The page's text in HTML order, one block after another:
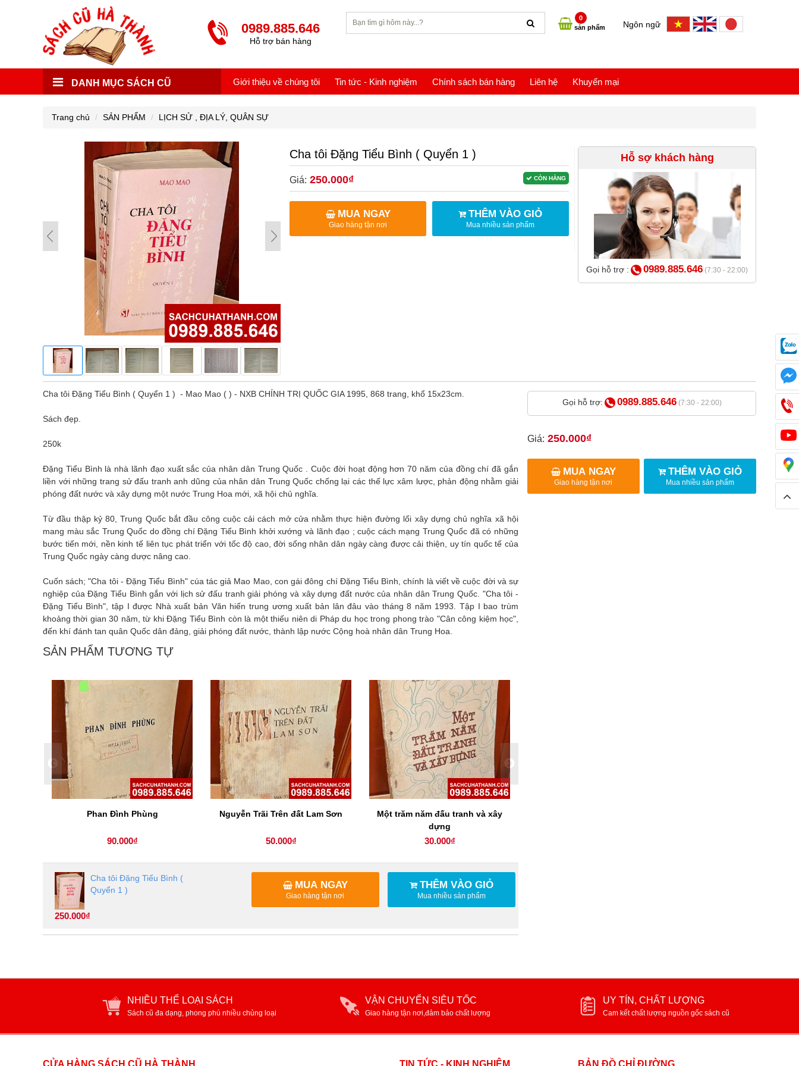
0989.885.646
Hỗ trợ bán hàng
0
sản phẩm
Ngôn ngữ
DANH MỤC SÁCH CŨ Giới thiệu về chúng tôi Tin tức - Kinh nghiệm Chính sách bán hàng Liên hệ Khuyến mại
Trang chủ SẢN PHẨM LỊCH SỬ , ĐỊA LÝ, QUÂN SỰ
Cha tôi Đặng Tiểu Bình ( Quyển 1 )
CÒN HÀNG
Giá: 250.000₫
MUA NGAY
Giao hàng tận nơi
THÊM VÀO GIỎ
Mua nhiều sản phẩm
Hỗ sợ khách hàng
Gọi hỗ trợ : 0989.885.646 (7:30 - 22:00)
Cha tôi Đặng Tiểu Bình ( Quyển 1 ) - Mao Mao ( ) - NXB CHÍNH TRỊ QUỐC GIA 1995, 868 trang, khổ 15x23cm.
Sách đẹp.
250k
Đặng Tiểu Bình là nhà lãnh đạo xuất sắc của nhân dân Trung Quốc . Cuộc đời hoạt động hơn 70 năm của đồng chí đã gắn
liền với những trang sử đấu tranh anh dũng của nhân dân Trung Quốc chống lại các thế lực xâm lược, phản động nhằm giải
phóng đất nước và xây dựng một nước Trung Hoa mới, xã hội chủ nghĩa.
Từ đầu thập kỷ 80, Trung Quốc bắt đầu công cuộc cải cách mở cửa nhằm thực hiện đường lối xây dựng chủ nghĩa xã hội
mang màu sắc Trung Quốc do đồng chí Đặng Tiểu Bình khởi xướng và lãnh đạo ; cuộc cách mạng Trung Quốc đã có những
bước tiến mới, nền kinh tế liên tục phát triển với tốc độ cao, đời sống nhân dân ngày càng được cải thiện, uy tín quốc tế của
Trung Quốc ngày càng dược nâng cao.
Cuốn sách; "Cha tôi - Đặng Tiểu Bình" cúa tác giả Mao Mao, con gái đông chí Đặng Tiểu Bình, chính là viết về cuộc đời và sự
nghiệp của Đặng Tiểu Bình gắn với lịch sử đấu tranh giải phóng và xây dựng đất nước của nhân dân Trung Quốc. "Cha tôi -
Đặng Tiểu Bình", tập I được Nhà xuất bản Văn hiến trung ương xuất bản lân đâu vào tháng 8 năm 1993. Tập I bao trùm
khoảng thời gian 30 năm, từ khi Đặng Tiểu Bình còn là một thiếu niên di Pháp du học trong phong trào "Cân công kiệm học",
đến khí đánh tan quân Quốc dân đảng, giải phóng đất nước, thành lập nước Cộng hoà nhân dân Trung Hoa.
SẢN PHẨM TƯƠNG TỰ
Phan Đình Phùng
90.000₫
Nguyễn Trãi Trên đất Lam Sơn
50.000₫
Một trăm năm đấu tranh và xây
dựng
30.000₫
Cha tôi Đặng Tiểu Bình (
Quyển 1 )
250.000₫
THÊM VÀO GIỎ
Mua nhiều sản phẩm
MUA NGAY
Giao hàng tận nơi
Gọi hỗ trợ: 0989.885.646 (7:30 - 22:00)
Giá: 250.000₫
MUA NGAY
Giao hàng tận nơi
THÊM VÀO GIỎ
Mua nhiều sản phẩm
NHIỀU THỂ LOẠI SÁCH
Sách cũ đa dạng, phong phú nhiều chủng loại
VẬN CHUYỂN SIÊU TỐC
Giao hàng tận nơi,đảm bảo chất lượng
UY TÍN, CHẤT LƯỢNG
Cam kết chất lượng nguồn gốc sách cũ
CỬA HÀNG SÁCH CŨ HÀ THÀNH TIN TỨC - KINH NGHIỆM BẢN ĐỒ CHỈ ĐƯỜNG